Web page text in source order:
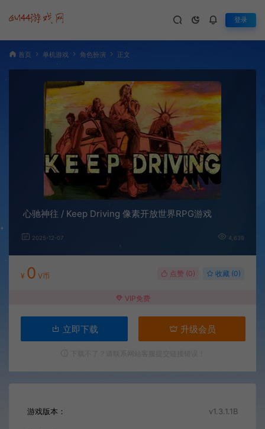
登录
首页 单机游戏 角色扮演 正文
心驰神往 / Keep Driving 像素开放世界RPG游戏
2025-12-07 4,639
¥ 0 V币 点赞 (0) 收藏 (0)
VIP免费
立即下载 升级会员
游戏版本： v1.3.1.1B